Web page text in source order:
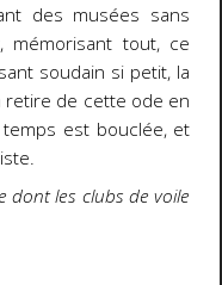
des musées sans
tout, ce
soudain si petit, la
retire de cette ode en
temps est bouclée, et
les clubs de voile